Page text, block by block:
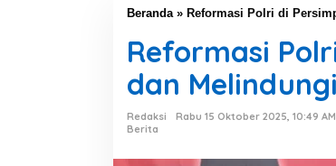
Beranda» Reformasi Polri di
Reformasi
dan
Redaksi
Rabu 15 Oktober 2025, 10:49 AM
Berita